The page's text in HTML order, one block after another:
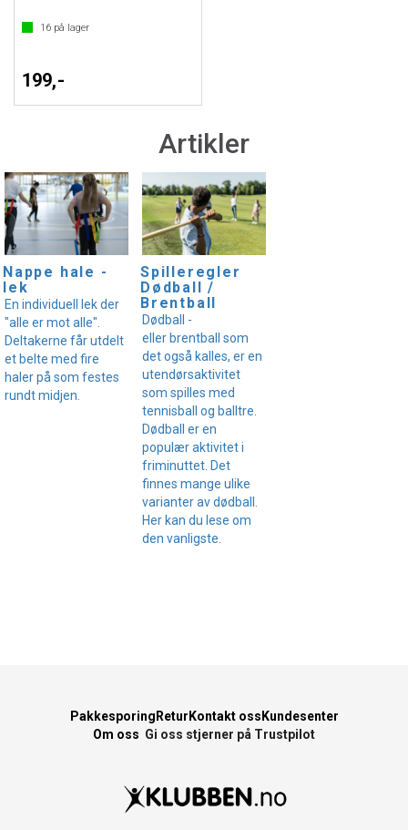
16 på lager
199,-
Artikler
Nappe hale -
lek
En individuell lek der
"alle er mot alle".
Deltakerne får utdelt
et belte med fire
haler på som festes
rundt midjen.
Spilleregler
Dødball /
Brentball
Dødball -
eller brentball som
det også kalles, er en
utendørsaktivitet
som spilles med
tennisball og balltre.
Dødball er en
populær aktivitet i
friminuttet. Det
finnes mange ulike
varianter av dødball.
Her kan du lese om
den vanligste.
Pakkesporing Retur Kontakt oss Kundesenter
Om oss Gi oss stjerner på Trustpilot